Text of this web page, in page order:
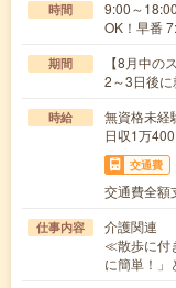
時間
9:00～
OK！早番
期間
【8月中
2～3日後に
時給
無資格未
日収1万
交通費
交通費全額
仕事内容
介護関連
≪散歩に付
に簡単！